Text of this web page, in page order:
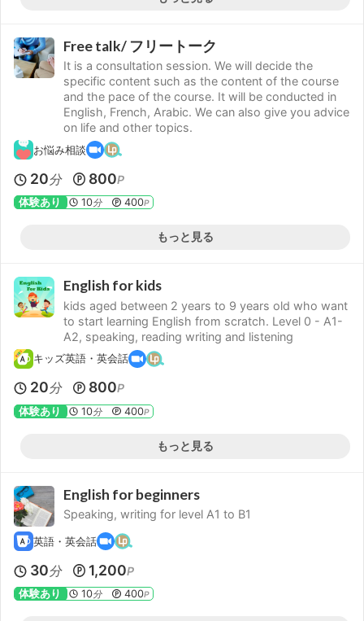
Free talk/ フリートーク
It is a consultation session. We will decide the
specific content such as the content of the course
and the pace of the course. It will be conducted in
English, French, Arabic. We can also give you advice
on life and other topics.
お悩み相談
20分 800P
体験あり 10分 400P
もっと見る
English for kids
kids aged between 2 years to 9 years old who want
to start learning English from scratch. Level 0 - A1-
A2, speaking, reading writing and listening
キッズ英語・英会話
20分 800P
体験あり 10分 400P
もっと見る
English for beginners
Speaking, writing for level A1 to B1
英語・英会話
30分 1,200P
体験あり 10分 400P